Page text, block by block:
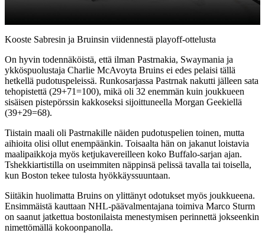
Video
Kooste Sabresin ja Bruinsin viidennestä playoff-ottelusta
On hyvin todennäköistä, että ilman Pastrnakia, Swaymania ja
ykköspuolustaja Charlie McAvoyta Bruins ei edes pelaisi tällä
hetkellä pudotuspeleissä. Runkosarjassa Pastrnak nakutti jälleen sata
tehopistettä (29+71=100), mikä oli 32 enemmän kuin joukkueen
sisäisen pistepörssin kakkoseksi sijoittuneella Morgan Geekiellä
(39+29=68).
Tiistain maali oli Pastrnakille näiden pudotuspelien toinen, mutta
aihioita olisi ollut enempäänkin. Toisaalta hän on jakanut loistavia
maalipaikkoja myös ketjukavereilleen koko Buffalo-sarjan ajan.
Tshekkiartistilla on useimmiten näppinsä pelissä tavalla tai toisella,
kun Boston tekee tulosta hyökkäyssuuntaan.
Siitäkin huolimatta Bruins on ylittänyt odotukset myös joukkueena.
Ensimmäistä kauttaan NHL-päävalmentajana toimiva Marco Sturm
on saanut jatkettua bostonilaista menestymisen perinnettä jokseenkin
nimettömällä kokoonpanolla.